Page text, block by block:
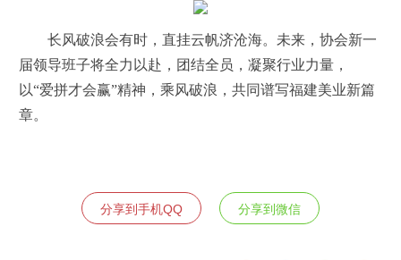
长风破浪会有时，直挂云帆济沧海。未来，协会新一
届领导班子将全力以赴，团结全员，凝聚行业力量，
以“爱拼才会赢”精神，乘风破浪，共同谱写福建美业新篇
章。
分享到手机QQ 分享到微信